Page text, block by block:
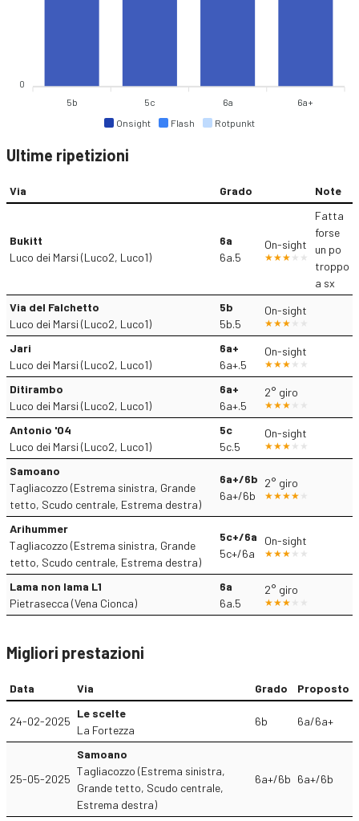
Onsight Flash Rotpunkt
0
5b 5c 6a 6a+
Ultime ripetizioni
Via Grado Note
Bukitt
Luco dei Marsi (Luco2, Luco1)
6a
6a.5
On-sight
Fatta
forse
un po
troppo
a sx
Via del Falchetto
Luco dei Marsi (Luco2, Luco1)
5b
5b.5
On-sight
Jari
Luco dei Marsi (Luco2, Luco1)
6a+
6a+.5
On-sight
Ditirambo
Luco dei Marsi (Luco2, Luco1)
6a+
6a+.5
2° giro
Antonio '04
Luco dei Marsi (Luco2, Luco1)
5c
5c.5
On-sight
Samoano
Tagliacozzo (Estrema sinistra, Grande
tetto, Scudo centrale, Estrema destra)
6a+/6b
6a+/6b
2° giro
Arihummer
Tagliacozzo (Estrema sinistra, Grande
tetto, Scudo centrale, Estrema destra)
5c+/6a
5c+/6a
On-sight
Lama non lama L1
Pietrasecca (Vena Cionca)
6a
6a.5
2° giro
Migliori prestazioni
Data Via Grado Proposto
24-02-2025
Le scelte
La Fortezza
6b 6a/6a+
25-05-2025
Samoano
Tagliacozzo (Estrema sinistra,
Grande tetto, Scudo centrale,
Estrema destra)
6a+/6b 6a+/6b